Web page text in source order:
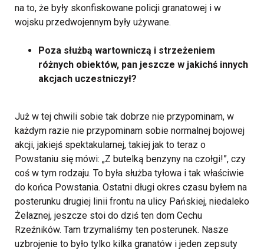
na to, że były skonfiskowane policji granatowej i w
wojsku przedwojennym były używane.
Poza służbą wartowniczą i strzeżeniem
różnych obiektów, pan jeszcze w jakichś innych
akcjach uczestniczył?
Już w tej chwili sobie tak dobrze nie przypominam, w
każdym razie nie przypominam sobie normalnej bojowej
akcji, jakiejś spektakularnej, takiej jak to teraz o
Powstaniu się mówi: „Z butelką benzyny na czołgi!”, czy
coś w tym rodzaju. To była służba tyłowa i tak właściwie
do końca Powstania. Ostatni długi okres czasu byłem na
posterunku drugiej linii frontu na ulicy Pańskiej, niedaleko
Żelaznej, jeszcze stoi do dziś ten dom Cechu
Rzeźników. Tam trzymaliśmy ten posterunek. Nasze
uzbrojenie to było tylko kilka granatów i jeden zepsuty